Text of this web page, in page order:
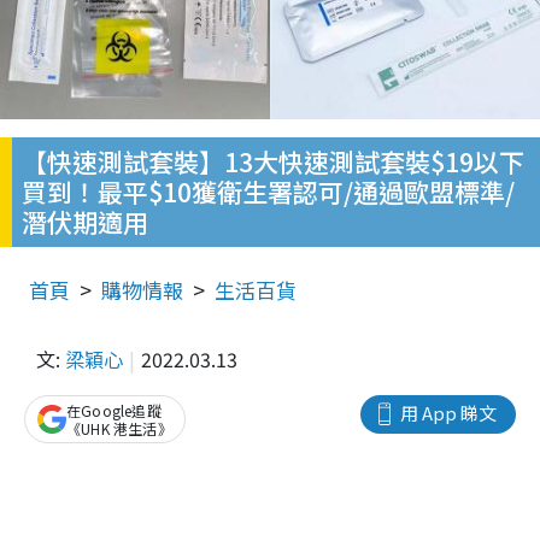
【快速測試套裝】13大快速測試套裝$19以下
買到！最平$10獲衛生署認可/通過歐盟標準/
潛伏期適用
首頁 購物情報 生活百貨
文: 梁穎心 2022.03.13
用 App 睇文
在Google追蹤
《UHK 港生活》